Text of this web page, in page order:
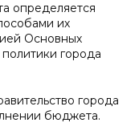
определяется
их
Основных
города
города
бюджета.